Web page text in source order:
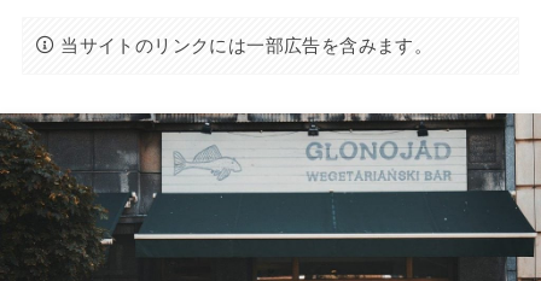
当サイトのリンクには一部広告を含みます。